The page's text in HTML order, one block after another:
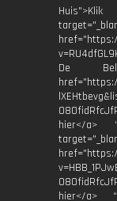
De
hier</a>
hier</a>